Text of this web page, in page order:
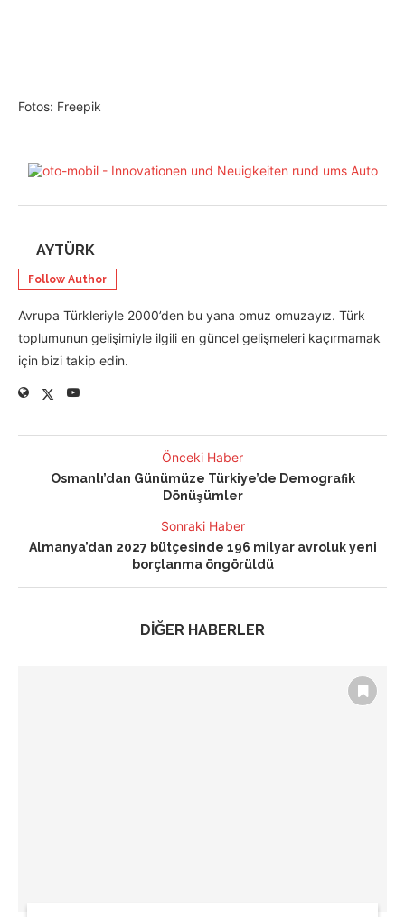
Fotos: Freepik
AYTÜRK
Follow Author
Avrupa Türkleriyle 2000’den bu yana omuz omuzayız. Türk
toplumunun gelişimiyle ilgili en güncel gelişmeleri kaçırmamak
için bizi takip edin.
Önceki Haber
Osmanlı’dan Günümüze Türkiye’de Demografik
Dönüşümler
Sonraki Haber
Almanya’dan 2027 bütçesinde 196 milyar avroluk yeni
borçlanma öngörüldü
DİĞER HABERLER